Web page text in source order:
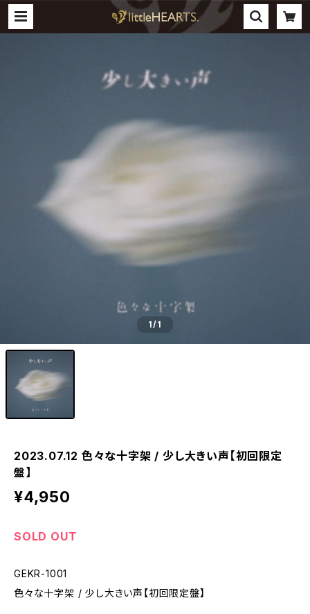
1/1
2023.07.12 色々な十字架 / 少し大きい声【初回限定
盤】
¥4,950
SOLD OUT
GEKR-1001
色々な十字架 / 少し大きい声【初回限定盤】